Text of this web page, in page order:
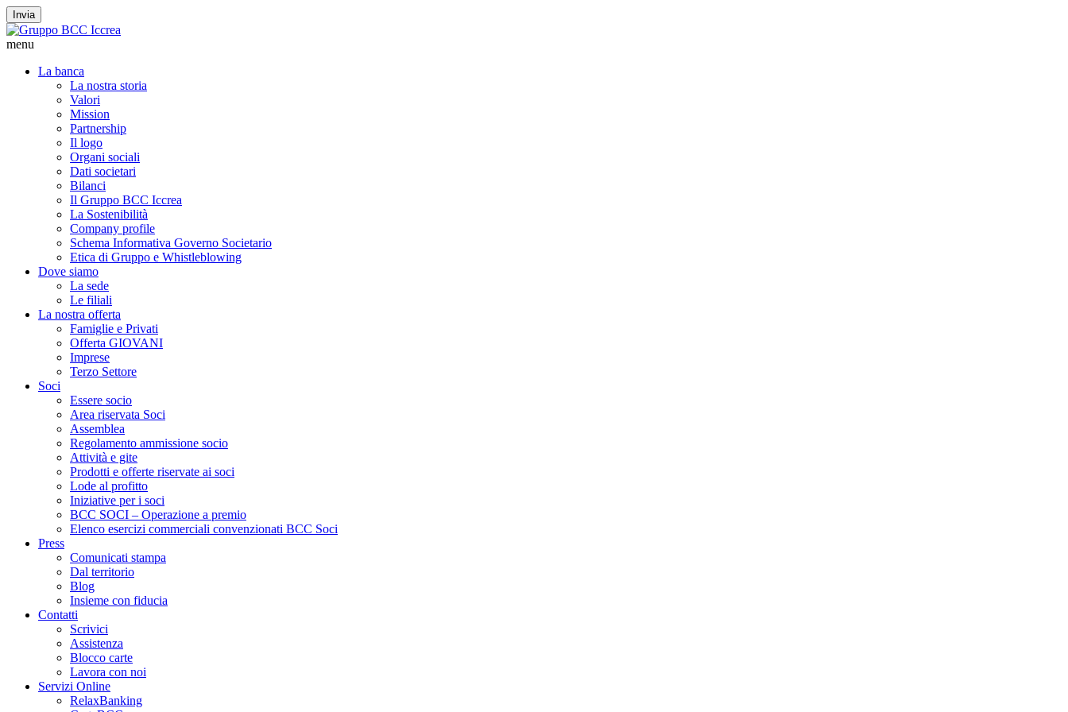
Invia
menu
La banca
La nostra storia
Valori
Mission
Partnership
Il logo
Organi sociali
Dati societari
Bilanci
Il Gruppo BCC Iccrea
La Sostenibilità
Company profile
Schema Informativa Governo Societario
Etica di Gruppo e Whistleblowing
Dove siamo
La sede
Le filiali
La nostra offerta
Famiglie e Privati
Offerta GIOVANI
Imprese
Terzo Settore
Soci
Essere socio
Area riservata Soci
Assemblea
Regolamento ammissione socio
Attività e gite
Prodotti e offerte riservate ai soci
Lode al profitto
Iniziative per i soci
BCC SOCI – Operazione a premio
Elenco esercizi commerciali convenzionati BCC Soci
Press
Comunicati stampa
Dal territorio
Blog
Insieme con fiducia
Contatti
Scrivici
Assistenza
Blocco carte
Lavora con noi
Servizi Online
RelaxBanking